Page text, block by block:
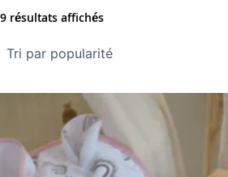
9 résultats affichés
Plage
de
prix :
39,00€
52,00€